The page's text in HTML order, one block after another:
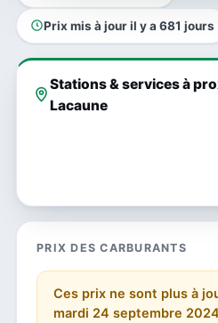
Prix mis à jour il y a 681 jours
Stations & services à
Lacaune
PRIX DES CARBURANTS
Ces prix ne sont plus à
mardi 24 septembre